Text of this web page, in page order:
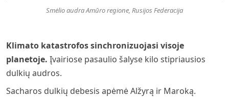
Smėlio audra Amūro regione, Rusijos Federacija
Klimato katastrofos sinchronizuojasi visoje
planetoje. Įvairiose pasaulio šalyse kilo stipriausios
dulkių audros.
Sacharos dulkių debesis apėmė Alžyrą ir Maroką.